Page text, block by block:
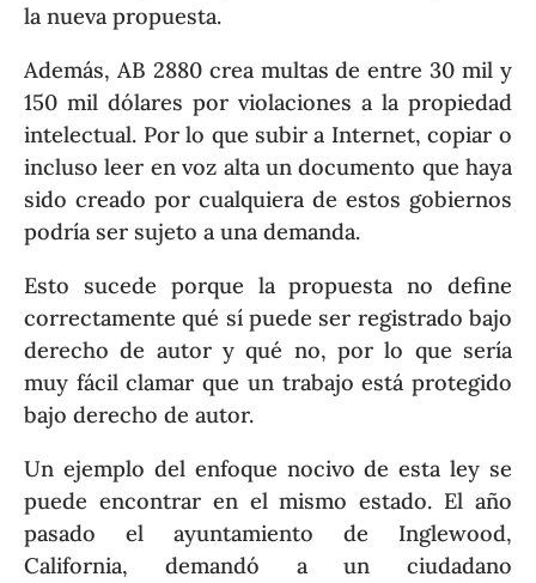
la nueva propuesta.
Además, AB 2880 crea multas de entre 30 mil y
150 mil dólares por violaciones a la propiedad
intelectual. Por lo que subir a Internet, copiar o
incluso leer en voz alta un documento que haya
sido creado por cualquiera de estos gobiernos
podría ser sujeto a una demanda.
Esto sucede porque la propuesta no define
correctamente qué sí puede ser registrado bajo
derecho de autor y qué no, por lo que sería
muy fácil clamar que un trabajo está protegido
bajo derecho de autor.
Un ejemplo del enfoque nocivo de esta ley se
puede encontrar en el mismo estado. El año
pasado el ayuntamiento de Inglewood,
California, demandó a un ciudadano